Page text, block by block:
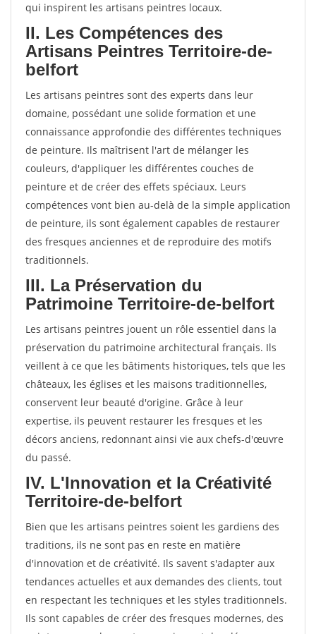
qui inspirent les artisans peintres locaux.
II. Les Compétences des
Artisans Peintres Territoire-de-
belfort
Les artisans peintres sont des experts dans leur
domaine, possédant une solide formation et une
connaissance approfondie des différentes techniques
de peinture. Ils maîtrisent l'art de mélanger les
couleurs, d'appliquer les différentes couches de
peinture et de créer des effets spéciaux. Leurs
compétences vont bien au-delà de la simple application
de peinture, ils sont également capables de restaurer
des fresques anciennes et de reproduire des motifs
traditionnels.
III. La Préservation du
Patrimoine Territoire-de-belfort
Les artisans peintres jouent un rôle essentiel dans la
préservation du patrimoine architectural français. Ils
veillent à ce que les bâtiments historiques, tels que les
châteaux, les églises et les maisons traditionnelles,
conservent leur beauté d'origine. Grâce à leur
expertise, ils peuvent restaurer les fresques et les
décors anciens, redonnant ainsi vie aux chefs-d'œuvre
du passé.
IV. L'Innovation et la Créativité
Territoire-de-belfort
Bien que les artisans peintres soient les gardiens des
traditions, ils ne sont pas en reste en matière
d'innovation et de créativité. Ils savent s'adapter aux
tendances actuelles et aux demandes des clients, tout
en respectant les techniques et les styles traditionnels.
Ils sont capables de créer des fresques modernes, des